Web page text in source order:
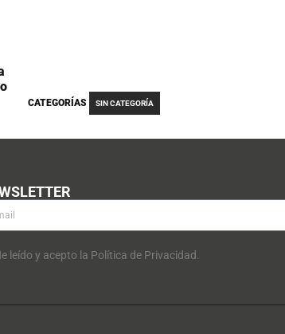
CATEGORÍAS SIN CATEGORÍA
leído y acepto la Política de Privacidad.